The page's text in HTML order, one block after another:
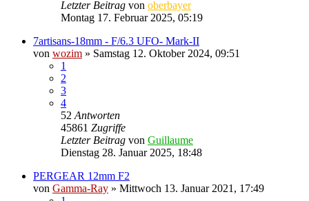
Letzter Beitrag von oberbayer
Montag 17. Februar 2025, 05:19
7artisans-18mm - F/6.3 UFO- Mark-II
von wozim » Samstag 12. Oktober 2024, 09:51
1
2
3
4
52 Antworten
45861 Zugriffe
Letzter Beitrag von Guillaume
Dienstag 28. Januar 2025, 18:48
PERGEAR 12mm F2
von Gamma-Ray » Mittwoch 13. Januar 2021, 17:49